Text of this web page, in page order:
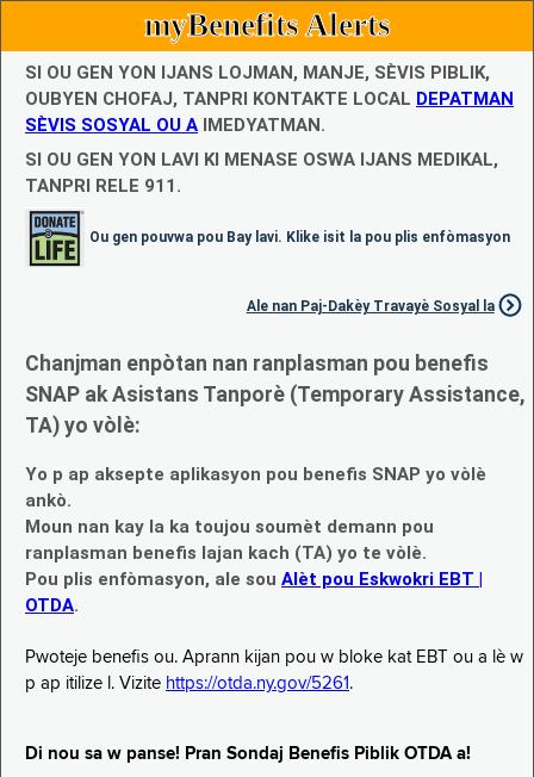
myBenefits Alerts
SI OU GEN YON IJANS LOJMAN, MANJE, SÈVIS PIBLIK,
OUBYEN CHOFAJ, TANPRI KONTAKTE LOCAL DEPATMAN
SÈVIS SOSYAL OU A IMEDYATMAN.
SI OU GEN YON LAVI KI MENASE OSWA IJANS MEDIKAL,
TANPRI RELE 911.
Ou gen pouvwa pou Bay lavi. Klike isit la pou plis enfòmasyon
Ale nan Paj-Dakèy Travayè Sosyal la
Chanjman enpòtan nan ranplasman pou benefis
SNAP ak Asistans Tanporè (Temporary Assistance,
TA) yo vòlè:
Yo p ap aksepte aplikasyon pou benefis SNAP yo vòlè
ankò.
Moun nan kay la ka toujou soumèt demann pou
ranplasman benefis lajan kach (TA) yo te vòlè.
Pou plis enfòmasyon, ale sou Alèt pou Eskwokri EBT |
OTDA.
Pwoteje benefis ou. Aprann kijan pou w bloke kat EBT ou a lè w
p ap itilize l. Vizite https://otda.ny.gov/5261 .
Di nou sa w panse! Pran Sondaj Benefis Piblik OTDA a!